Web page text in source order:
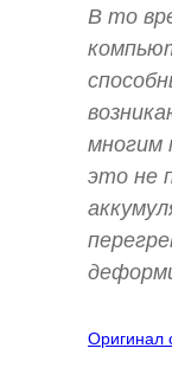
В то
многим
это не
Оригинал